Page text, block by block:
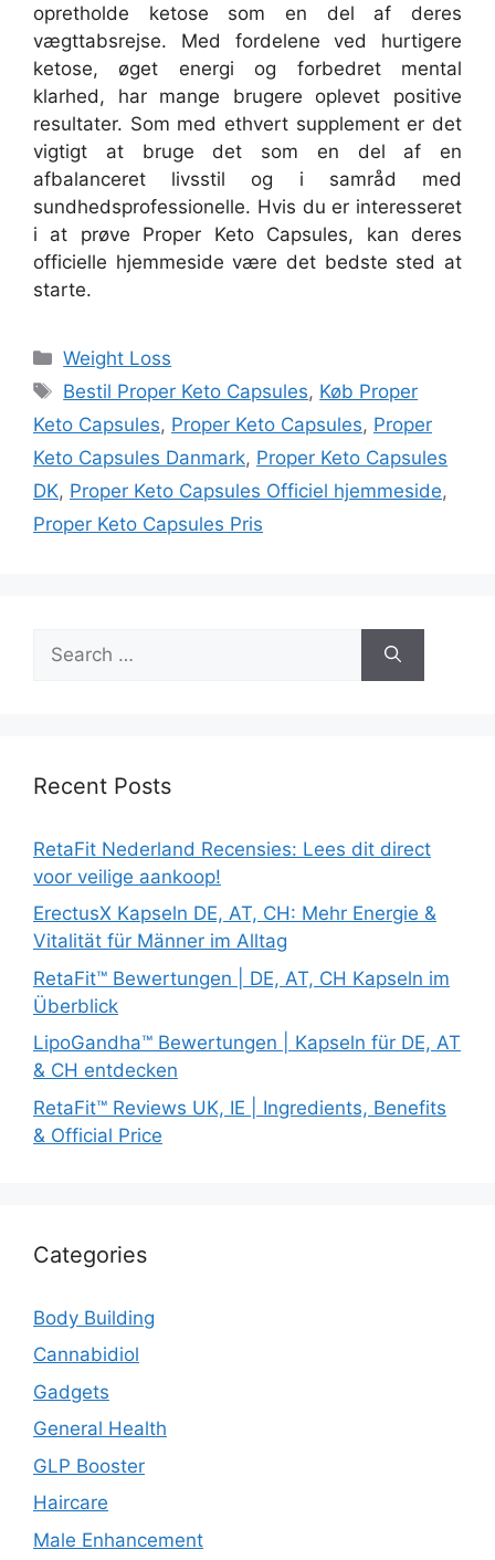
opretholde ketose som en del af deres
vægttabsrejse. Med fordelene ved hurtigere
ketose, øget energi og forbedret mental
klarhed, har mange brugere oplevet positive
resultater. Som med ethvert supplement er det
vigtigt at bruge det som en del af en
afbalanceret livsstil og i samråd med
sundhedsprofessionelle. Hvis du er interesseret
i at prøve Proper Keto Capsules, kan deres
officielle hjemmeside være det bedste sted at
starte.
Categories
Weight Loss
Tags
Bestil Proper Keto Capsules, Køb Proper
Keto Capsules, Proper Keto Capsules, Proper
Keto Capsules Danmark, Proper Keto Capsules
DK, Proper Keto Capsules Officiel hjemmeside,
Proper Keto Capsules Pris
for:
Recent Posts
RetaFit Nederland Recensies: Lees dit direct
voor veilige aankoop!
ErectusX Kapseln DE, AT, CH: Mehr Energie &
Vitalität für Männer im Alltag
RetaFit™ Bewertungen | DE, AT, CH Kapseln im
Überblick
LipoGandha™ Bewertungen | Kapseln für DE, AT
& CH entdecken
RetaFit™ Reviews UK, IE | Ingredients, Benefits
& Official Price
Categories
Body Building
Cannabidiol
Gadgets
General Health
GLP Booster
Haircare
Male Enhancement